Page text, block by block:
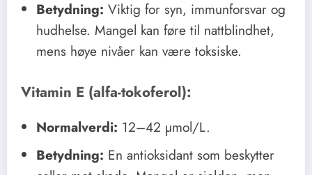
Betydning: Viktig for syn, immunforsvar og
hudhelse. Mangel kan føre til nattblindhet,
mens høye nivåer kan være toksiske.
Vitamin E (alfa-tokoferol):
Normalverdi: 12–42 µmol/L.
Betydning: En antioksidant som beskytter